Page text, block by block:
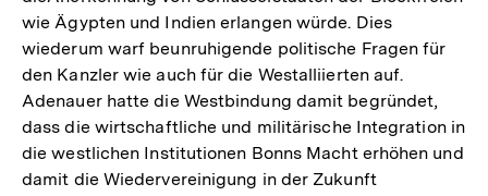
wie Ägypten und Indien erlangen würde. Dies
wiederum warf beunruhigende politische Fragen für
den Kanzler wie auch für die Westalliierten auf.
Adenauer hatte die Westbindung damit begründet,
dass die wirtschaftliche und militärische Integration in
die westlichen Institutionen Bonns Macht erhöhen und
damit die Wiedervereinigung in der Zukunft